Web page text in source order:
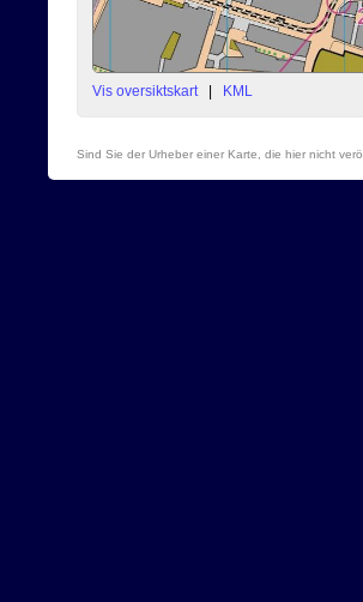
Vis oversiktskart | KML
Sind Sie der Urheber einer Karte, die hier nicht